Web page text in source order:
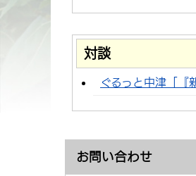
対談
ぐるっと中津「『
お問い合わせ